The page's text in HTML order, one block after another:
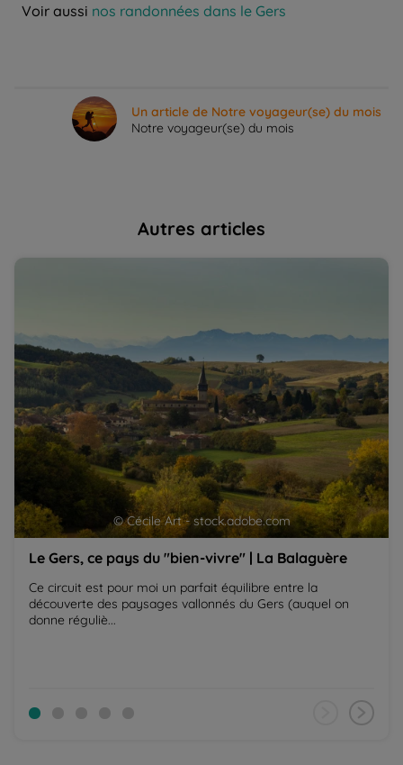
Voir aussi nos randonnées dans le Gers
Un article de Notre voyageur(se) du mois
Notre voyageur(se) du mois
Autres articles
Le Gers, ce pays du "bien-vivre" | La Balaguère
© Cécile Art - stock.adobe.com
Le Gers, ce pays du "bien-vivre" | La Balaguère
Ce circuit est pour moi un parfait équilibre entre la
découverte des paysages vallonnés du Gers (auquel on
donne réguliè...